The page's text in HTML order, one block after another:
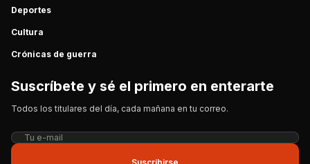
Deportes
Cultura
Crónicas de guerra
Suscríbete y sé el primero en enterarte
Todos los titulares del día, cada mañana en tu correo.